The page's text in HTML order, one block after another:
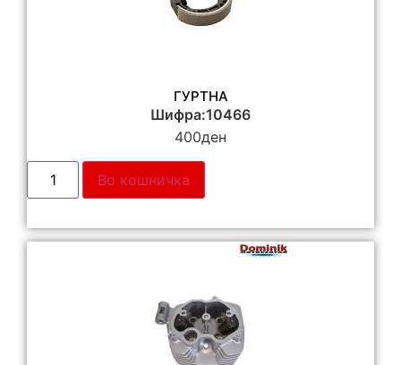
ГУРТНА
Шифра:10466
400ден
Во кошничка